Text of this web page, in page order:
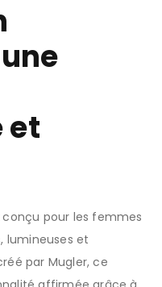
et
conçu pour les femmes
lumineuses et
par Mugler, ce